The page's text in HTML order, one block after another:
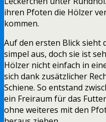
ihren Pfoten die Hölzer
kommen.
Auf den ersten Blick
simpel aus, doch sie ist
Hölzer nicht einfach in
sich dank zusätzlicher
Schiene. So entstand
ein Freiraum für das
ohne weiteres mit den